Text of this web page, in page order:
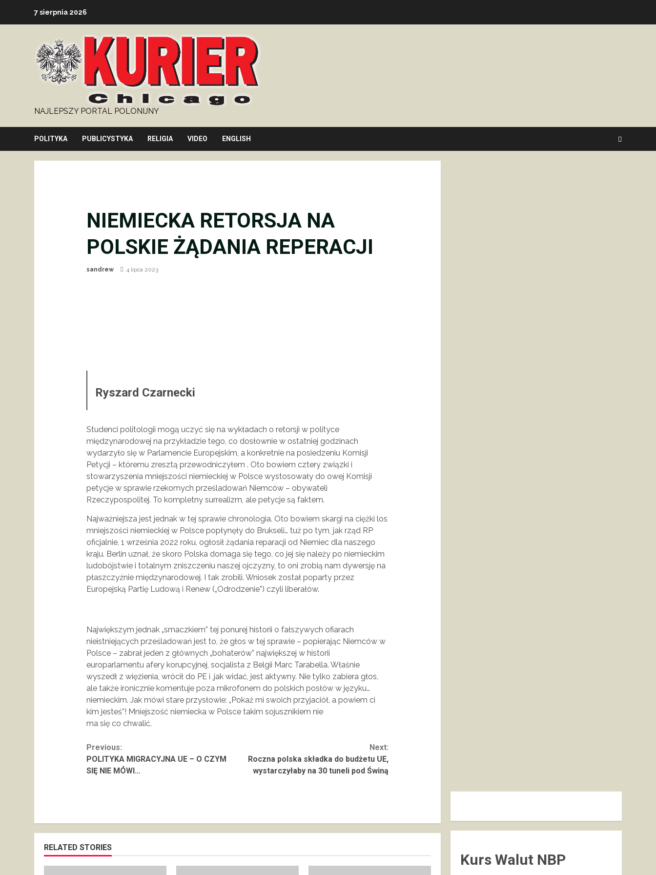
7 sierpnia 2026
NAJLEPSZY PORTAL POLONIJNY
POLITYKA PUBLICYSTYKA RELIGIA VIDEO ENGLISH
NIEMIECKA RETORSJA NA
POLSKIE ŻĄDANIA REPERACJI
sandrew 4 lipca 2023
Ryszard Czarnecki
Studenci politologii mogą uczyć się na wykładach o retorsji w polityce
międzynarodowej na przykładzie tego, co dosłownie w ostatniej godzinach
wydarzyło się w Parlamencie Europejskim, a konkretnie na posiedzeniu Komisji
Petycji – któremu zresztą przewodniczyłem . Oto bowiem cztery związki i
stowarzyszenia mniejszości niemieckiej w Polsce wystosowały do owej Komisji
petycje w sprawie rzekomych prześladowań Niemców – obywateli
Rzeczypospolitej. To kompletny surrealizm, ale petycje są faktem.
Najważniejsza jest jednak w tej sprawie chronologia. Oto bowiem skargi na ciężki los
mniejszości niemieckiej w Polsce popłynęły do Brukseli… tuż po tym, jak rząd RP
oficjalnie, 1 września 2022 roku, ogłosił żądania reparacji od Niemiec dla naszego
kraju. Berlin uznał, że skoro Polska domaga się tego, co jej się należy po niemieckim
ludobójstwie i totalnym zniszczeniu naszej ojczyzny, to oni zrobią nam dywersję na
płaszczyźnie międzynarodowej. I tak zrobili. Wniosek został poparty przez
Europejską Partię Ludową i Renew („Odrodzenie”) czyli liberałów.
Największym jednak „smaczkiem” tej ponurej historii o fałszywych ofiarach
nieistniejących prześladowań jest to, że głos w tej sprawie – popierając Niemców w
Polsce – zabrał jeden z głównych „bohaterów” największej w historii
europarlamentu afery korupcyjnej, socjalista z Belgii Marc Tarabella. Właśnie
wyszedł z więzienia, wrócił do PE i ,jak widać, jest aktywny. Nie tylko zabiera głos,
ale także ironicznie komentuje poza mikrofonem do polskich posłów w języku…
niemieckim. Jak mówi stare przysłowie: „Pokaż mi swoich przyjaciół, a powiem ci
kim jesteś”! Mniejszość niemiecka w Polsce takim sojusznikiem nie
ma się co chwalić.
Continue
Reading
Previous:
POLITYKA MIGRACYJNA UE – O CZYM
SIĘ NIE MÓWI…
Next:
Roczna polska składka do budżetu UE,
wystarczyłaby na 30 tuneli pod Świną
RELATED STORIES
Kurs Walut NBP